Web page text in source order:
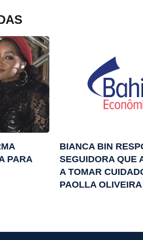
PARA
BIANCA BIN
SEGUIDORA QUE
A TOMAR
PAOLLA OLIVEIRA